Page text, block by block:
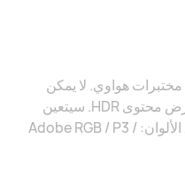
مختبرات هواوي. لا يمكن
تحقيقه إلا عند تمكين وضع HDR وعرض محتوى HDR. سيتعين
الرجوع إلى الاستخدام الفعلي. نطاق الألوان: Adobe RGB / P3 /